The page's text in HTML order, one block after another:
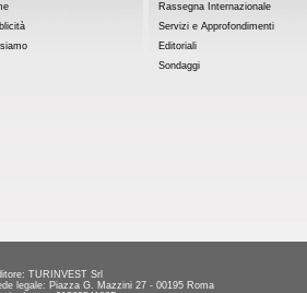
Rassegna Internazionale
Servizi e Approfondimenti
Editoriali
Sondaggi
TURINVEST Srl
legale: Piazza G. Mazzini 27 - 00195 Roma